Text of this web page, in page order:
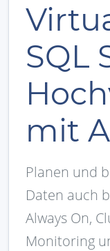
SQL
mit
Planen und
Daten auch
Always On,
Monitoring